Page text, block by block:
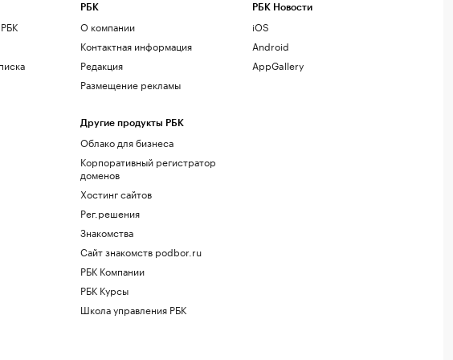
РБК
О компании
Контактная информация
Редакция
Размещение рекламы
Другие продукты РБК
Облако для бизнеса
Корпоративный регистратор
доменов
Хостинг сайтов
Рег.решения
Знакомства
Сайт знакомств podbor.ru
РБК Компании
РБК Курсы
Школа управления РБК
РБК Новости
iOS
Android
AppGallery